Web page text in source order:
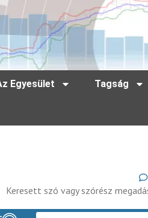
Egyesület Tagság
Keresett szó vagy szórész